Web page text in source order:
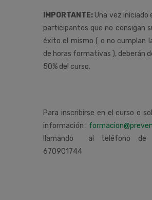
IMPORTANTE: Una vez iniciado
participantes que no consigan
éxito el mismo ( o no cumplan
de horas formativas ), deberán
50% del curso.
Para inscribirse en el curso o
información :
llamando al teléfono de
670901744